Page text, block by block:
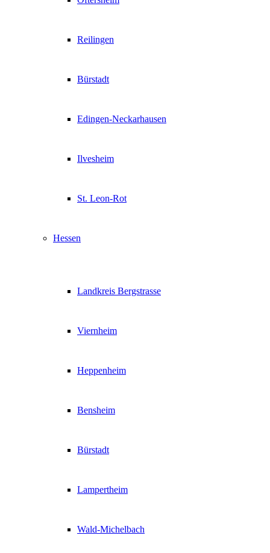
Reilingen
Bürstadt
Edingen-Neckarhausen
Ilvesheim
St. Leon-Rot
Hessen
Landkreis Bergstrasse
Viernheim
Heppenheim
Bensheim
Bürstadt
Lampertheim
Wald-Michelbach